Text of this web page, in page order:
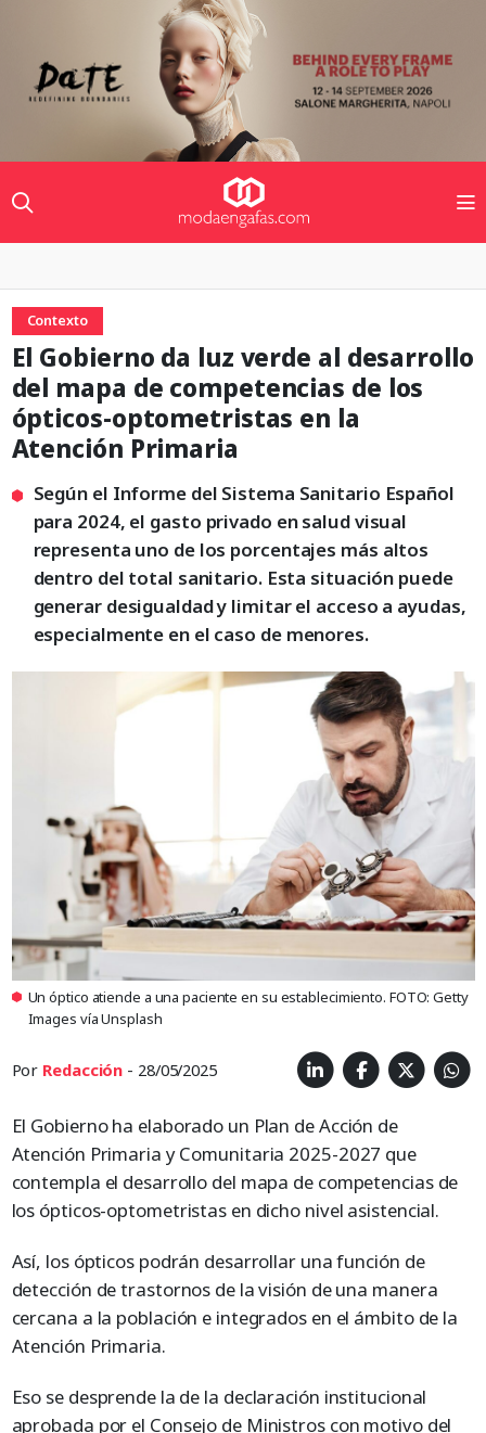
Contexto
El Gobierno da luz verde al desarrollo
del mapa de competencias de los
ópticos-optometristas en la
Atención Primaria
Según el Informe del Sistema Sanitario Español
para 2024, el gasto privado en salud visual
representa uno de los porcentajes más altos
dentro del total sanitario. Esta situación puede
generar desigualdad y limitar el acceso a ayudas,
especialmente en el caso de menores.
Un óptico atiende a una paciente en su establecimiento. FOTO: Getty
Images vía Unsplash
Por Redacción - 28/05/2025
El Gobierno ha elaborado un Plan de Acción de
Atención Primaria y Comunitaria 2025-2027 que
contempla el desarrollo del mapa de competencias de
los ópticos-optometristas en dicho nivel asistencial.
Así, los ópticos podrán desarrollar una función de
detección de trastornos de la visión de una manera
cercana a la población e integrados en el ámbito de la
Atención Primaria.
Eso se desprende la de la declaración institucional
aprobada por el Consejo de Ministros con motivo del